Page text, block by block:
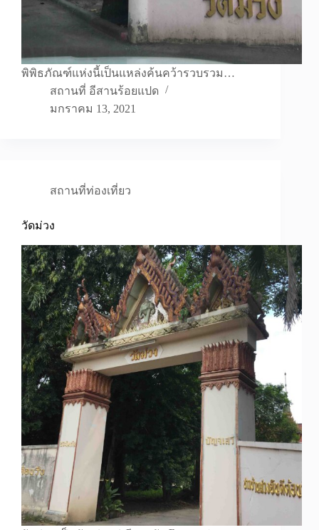
พิพิธภัณฑ์แห่งนี้เป็นแหล่งค้นคว้ารวบรวม…
สถานที่ อีสานร้อยแปด
มกราคม 13, 2021
สถานที่ท่องเที่ยว
วัดม่วง